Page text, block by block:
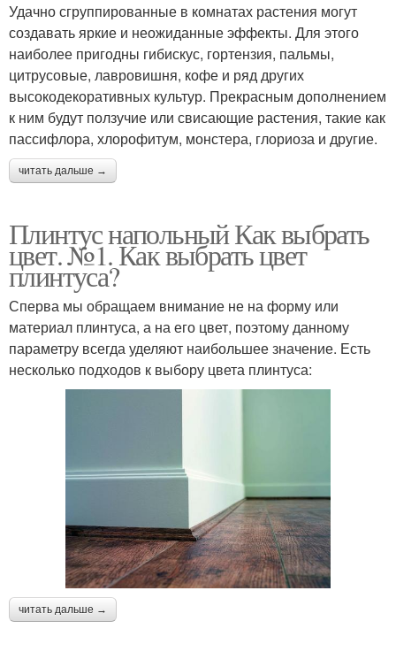
Удачно сгруппированные в комнатах растения могут
создавать яркие и неожиданные эффекты. Для этого
наиболее пригодны гибискус, гортензия, пальмы,
цитрусовые, лавровишня, кофе и ряд других
высокодекоративных культур. Прекрасным дополнением
к ним будут ползучие или свисающие растения, такие как
пассифлора, хлорофитум, монстера, глориоза и другие.
читать дальше →
Плинтус напольный Как выбрать
цвет. №1. Как выбрать цвет
плинтуса?
Сперва мы обращаем внимание не на форму или
материал плинтуса, а на его цвет, поэтому данному
параметру всегда уделяют наибольшее значение. Есть
несколько подходов к выбору цвета плинтуса:
читать дальше →